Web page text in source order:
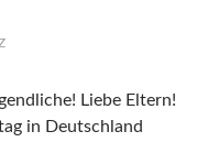
Liebe Eltern!
in Deutschland